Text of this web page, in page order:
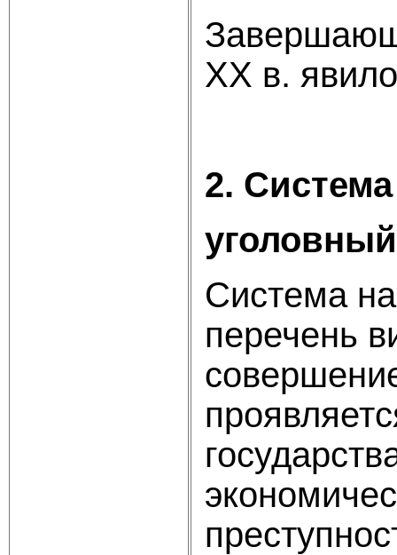
XX в.
2.
Система
перечень